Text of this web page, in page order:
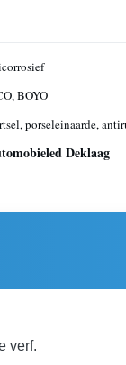
BOYO
porseleinaarde,
Deklaag
verf.